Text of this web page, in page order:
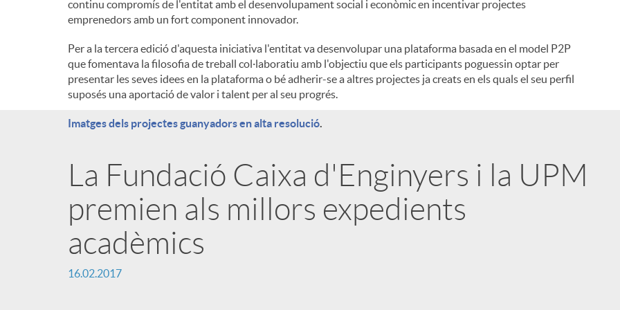
continu compromís de l'entitat amb el desenvolupament social i econòmic en incentivar projectes
emprenedors amb un fort component innovador.
Per a la tercera edició d'aquesta iniciativa l'entitat va desenvolupar una plataforma basada en el model P2P
que fomentava la filosofia de treball col·laboratiu amb l'objectiu que els participants poguessin optar per
presentar les seves idees en la plataforma o bé adherir-se a altres projectes ja creats en els quals el seu perfil
suposés una aportació de valor i talent per al seu progrés.
Imatges dels projectes guanyadors en alta resolució.
La Fundació Caixa d'Enginyers i la UPM
premien als millors expedients
acadèmics
16.02.2017